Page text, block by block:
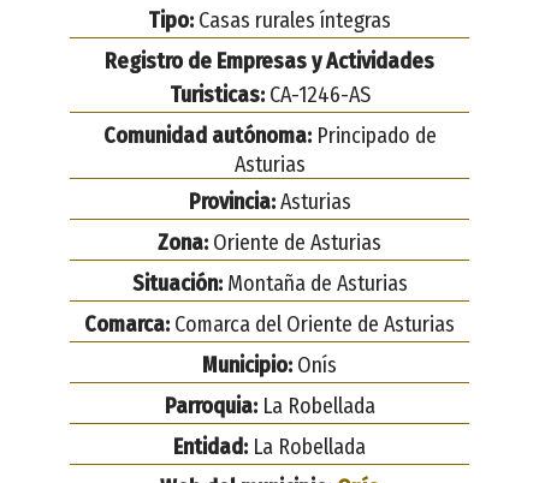
Tipo: Casas rurales íntegras
Registro de Empresas y Actividades
Turisticas:CA-1246-AS
Comunidad autónoma:Principado de
Asturias
Provincia:Asturias
Zona: Oriente de Asturias
Situación:Montaña de Asturias
Comarca: Comarca del Oriente de Asturias
Municipio: Onís
Parroquia:La Robellada
Entidad: La Robellada